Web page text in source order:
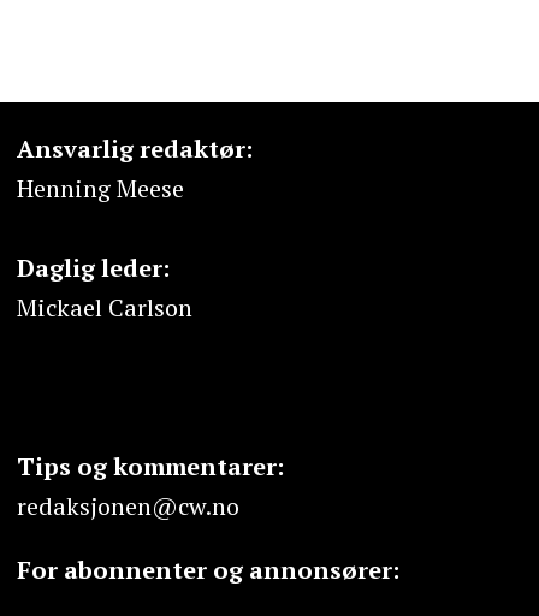
Ansvarlig redaktør:
Henning Meese
Daglig leder:
Mickael Carlson
Tips og kommentarer:
redaksjonen@cw.no
For abonnenter og annonsører: